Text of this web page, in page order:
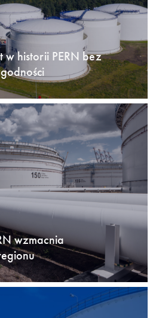
historii PERN bez
wzmacnia